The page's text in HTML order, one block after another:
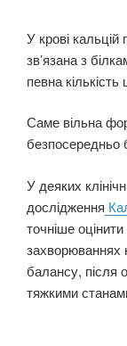
У крові
зв’язана з
певна
Саме вільна
безпосередньо
У деяких
дослідження
точніше
захворюваннях
балансу, після
тяжкими